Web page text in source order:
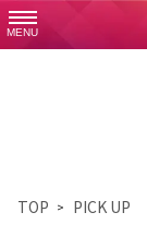
MENU
TOP PICK UP